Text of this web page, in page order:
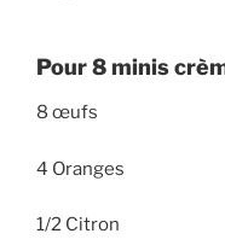
Pour 8 minis
8 œufs
4 Oranges
1/2 Citron